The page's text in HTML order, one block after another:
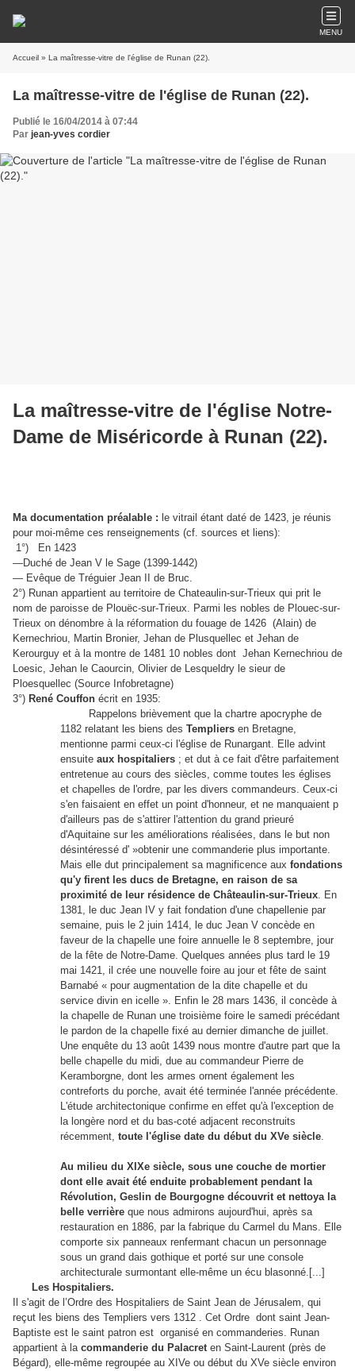
MENU
Accueil » La maîtresse-vitre de l'église de Runan (22).
La maîtresse-vitre de l'église de Runan (22).
Publié le 16/04/2014 à 07:44
Par jean-yves cordier
La maîtresse-vitre de l'église Notre-
Dame de Miséricorde à Runan (22).
Ma documentation préalable : le vitrail étant daté de 1423, je réunis
pour moi-même ces renseignements (cf. sources et liens):
1°) En 1423
—Duché de Jean V le Sage (1399-1442)
— Evêque de Tréguier Jean II de Bruc.
2°) Runan appartient au territoire de Chateaulin-sur-Trieux qui prit le
nom de paroisse de Plouëc-sur-Trieux. Parmi les nobles de Plouec-sur-
Trieux on dénombre à la réformation du fouage de 1426 (Alain) de
Kernechriou, Martin Bronier, Jehan de Plusquellec et Jehan de
Kerourguy et à la montre de 1481 10 nobles dont Jehan Kernechriou de
Loesic, Jehan le Caourcin, Olivier de Lesqueldry le sieur de
Ploesquellec (Source Infobretagne)
3°) René Couffon écrit en 1935:
Rappelons brièvement que la chartre apocryphe de
1182 relatant les biens des Templiers en Bretagne,
mentionne parmi ceux-ci l'église de Runargant. Elle advint
ensuite aux hospitaliers ; et dut à ce fait d'être parfaitement
entretenue au cours des siècles, comme toutes les églises
et chapelles de l'ordre, par les divers commandeurs. Ceux-ci
s'en faisaient en effet un point d'honneur, et ne manquaient p
d'ailleurs pas de s'attirer l'attention du grand prieuré
d'Aquitaine sur les améliorations réalisées, dans le but non
désintéressé d' »obtenir une commanderie plus importante.
Mais elle dut principalement sa magnificence aux fondations
qu'y firent les ducs de Bretagne, en raison de sa
proximité de leur résidence de Châteaulin-sur-Trieux. En
1381, le duc Jean IV y fait fondation d'une chapellenie par
semaine, puis le 2 juin 1414, le duc Jean V concède en
faveur de la chapelle une foire annuelle le 8 septembre, jour
de la fête de Notre-Dame. Quelques années plus tard le 19
mai 1421, il crée une nouvelle foire au jour et fête de saint
Barnabé « pour augmentation de la dite chapelle et du
service divin en icelle ». Enfin le 28 mars 1436, il concède à
la chapelle de Runan une troisième foire le samedi précédant
le pardon de la chapelle fixé au dernier dimanche de juillet.
Une enquête du 13 août 1439 nous montre d'autre part que la
belle chapelle du midi, due au commandeur Pierre de
Keramborgne, dont les armes ornent également les
contreforts du porche, avait été terminée l'année précédente.
L'étude architectonique confirme en effet qu'à l'exception de
la longère nord et du bas-coté adjacent reconstruits
récemment, toute l'église date du début du XVe siècle.
Au milieu du XIXe siècle, sous une couche de mortier
dont elle avait été enduite probablement pendant la
Révolution, Geslin de Bourgogne découvrit et nettoya la
belle verrière que nous admirons aujourd'hui, après sa
restauration en 1886, par la fabrique du Carmel du Mans. Elle
comporte six panneaux renfermant chacun un personnage
sous un grand dais gothique et porté sur une console
architecturale surmontant elle-même un écu blasonné.[...]
Les Hospitaliers.
Il s'agit de l’Ordre des Hospitaliers de Saint Jean de Jérusalem, qui
reçut les biens des Templiers vers 1312 . Cet Ordre dont saint Jean-
Baptiste est le saint patron est organisé en commanderies. Runan
appartient à la commanderie du Palacreten Saint-Laurent (près de
Bégard), elle-même regroupée au XIVe ou début du XVe siècle environ